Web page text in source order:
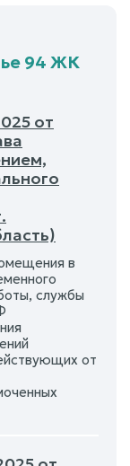
94 ЖК
от
в
службы
от